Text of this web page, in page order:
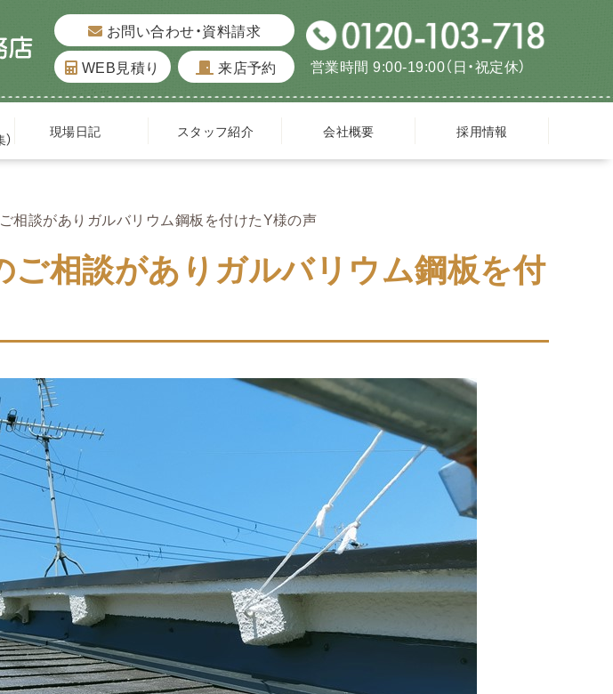
お問い合わせ・資料請求
WEB見積り
来店予約 営業時間 9:00-19:00（日・祝定休）
現場日記 スタッフ紹介 会社概要 採用情報
相談がありガルバリウム鋼板を付けたY様の声
ご相談がありガルバリウム鋼板を付